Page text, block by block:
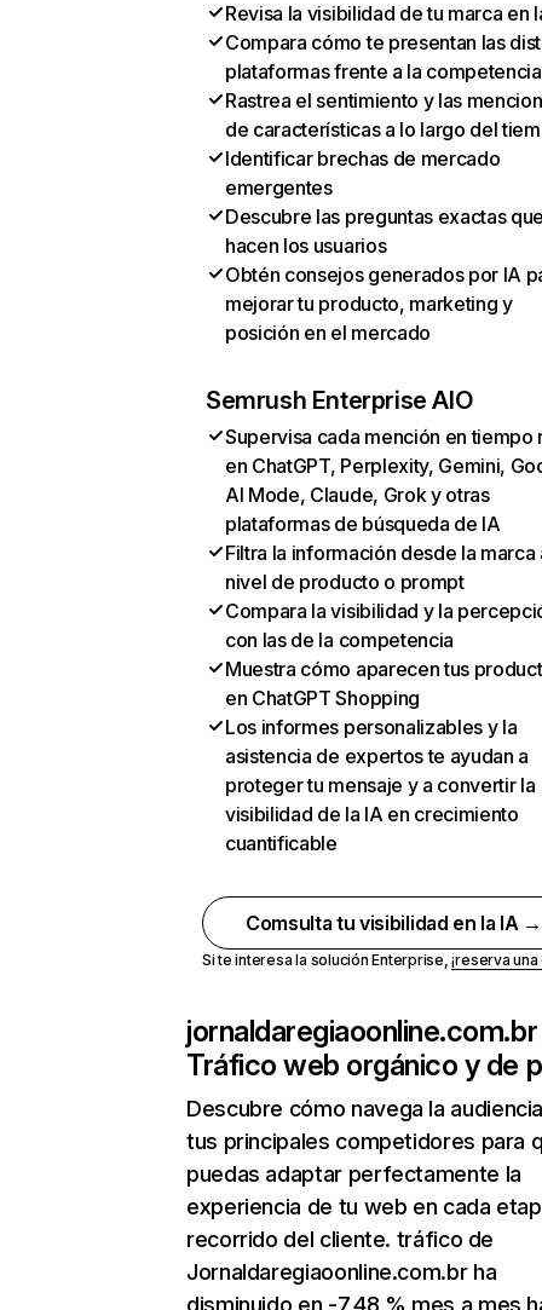
Revisa la visibilidad de tu marca en
Compara cómo te presentan las
plataformas frente a la competencia
Rastrea el sentimiento y las
de características a lo largo del
Identificar brechas de mercado
emergentes
Descubre las preguntas exactas
hacen los usuarios
Obtén consejos generados por IA
mejorar tu producto, marketing y
posición en el mercado
Semrush Enterprise AIO
Supervisa cada mención en tiempo
en ChatGPT, Perplexity, Gemini,
AI Mode, Claude, Grok y otras
plataformas de búsqueda de IA
Filtra la información desde la marca
nivel de producto o prompt
Compara la visibilidad y la
con las de la competencia
Muestra cómo aparecen tus
en ChatGPT Shopping
Los informes personalizables y la
asistencia de expertos te ayudan a
proteger tu mensaje y a convertir la
visibilidad de la IA en crecimiento
cuantificable
Comsulta tu visibilidad en la IA →
Si te interesa la solución Enterprise,¡reserva
jornaldaregiaoonline.com.br
Tráfico web orgánico y de
Descubre cómo navega la
tus principales competidores para
puedas adaptar perfectamente la
experiencia de tu web en cada
recorrido del cliente. tráfico de
Jornaldaregiaoonline.com.br ha
disminuido en -7,48 % mes a mes